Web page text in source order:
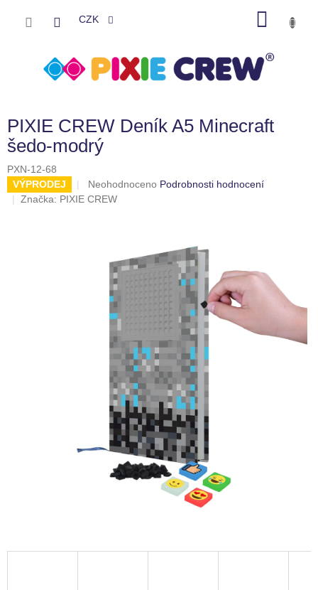
CZK
PIXIE CREW Deník A5 Minecraft
šedo-modrý
PXN-12-68
VÝPRODEJ
Průměrné
hodnocení
hvězdiček.
Neohodnoceno Podrobnosti hodnocení
Značka: PIXIE CREW